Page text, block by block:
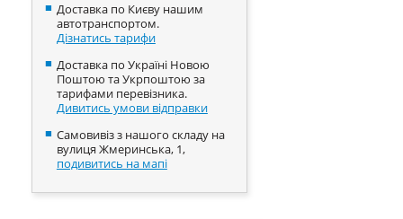
Доставка по Києву нашим
автотранспортом.
Дізнатись тарифи
Доставка по Україні Новою
Поштою та Укрпоштою за
тарифами перевізника.
Дивитись умови відправки
Самовивіз з нашого складу на
вулиця Жмеринська, 1,
подивитись на мапі